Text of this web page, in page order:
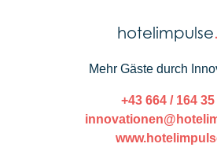
hotelimpulse.
Mehr Gäste durch
+43 664 / 164 35